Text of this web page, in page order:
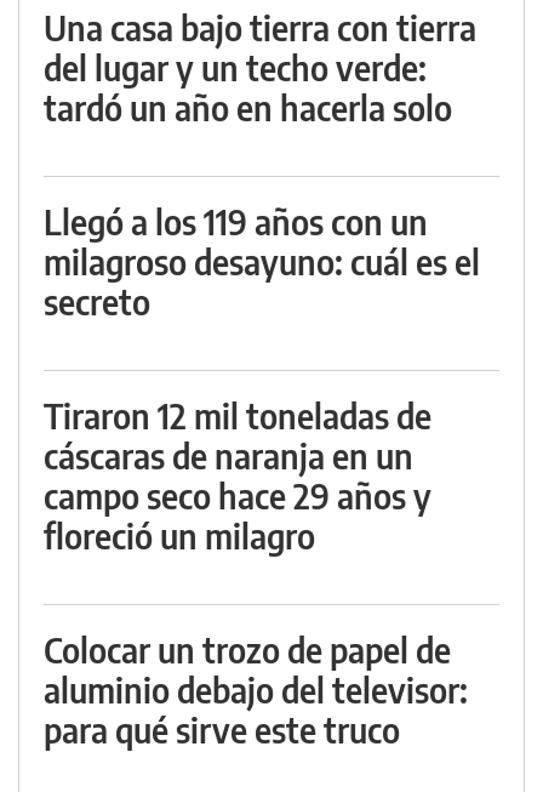
Una casa bajo tierra con tierra
del lugar y un techo verde:
tardó un año en hacerla solo
Llegó a los 119 años con un
milagroso desayuno: cuál es el
secreto
Tiraron 12 mil toneladas de
cáscaras de naranja en un
campo seco hace 29 años y
floreció un milagro
Colocar un trozo de papel de
aluminio debajo del televisor:
para qué sirve este truco